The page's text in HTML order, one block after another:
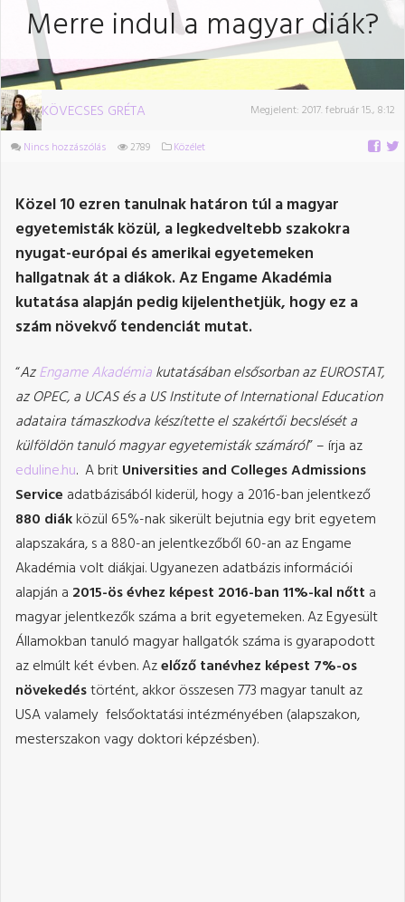
Merre indul a magyar diák?
KÖVECSES GRÉTA Megjelent: 2017. február 15., 8:12
Nincs hozzászólás 2789 Közélet
Közel 10 ezren tanulnak határon túl a magyar
egyetemisták közül, a legkedveltebb szakokra
nyugat-európai és amerikai egyetemeken
hallgatnak át a diákok. Az Engame Akadémia
kutatása alapján pedig kijelenthetjük, hogy ez a
szám növekvő tendenciát mutat.
“AzEngame Akadémiakutatásában elsősorban az EUROSTAT,
az OPEC, a UCAS és a US Institute of International Education
adataira támaszkodva készítette el szakértői becslését a
külföldön tanuló magyar egyetemisták számáról” – írja az
eduline.hu. A britUniversities and Colleges Admissions
Service adatbázisából kiderül, hogy a 2016-ban jelentkező
880 diákközül 65%-nak sikerült bejutnia egy brit egyetem
alapszakára, s a 880-an jelentkezőből 60-an az Engame
Akadémia volt diákjai. Ugyanezen adatbázis információi
alapján a 2015-ös évhez képest 2016-ban 11%-kal nőtt a
magyar jelentkezők száma a brit egyetemeken. Az Egyesült
Államokban tanuló magyar hallgatók száma is gyarapodott
az elmúlt két évben. Azelőző tanévhez képest 7%-os
növekedéstörtént, akkor összesen 773 magyar tanult az
USA valamely felsőoktatási intézményében (alapszakon,
mesterszakon vagy doktori képzésben).